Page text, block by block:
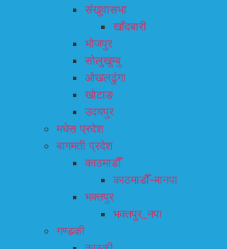
संखुवासभा
खाँदबारी
भोजपुर
सोलुखुम्बु
ओखलढुंगा
खोटाङ
उदयपुर
मधेस प्रदेश
बागमती प्रदेश
काठमाडौँ
काठमाडौँ-मानपा
भक्तपुर
भक्तपुर_नपा
गण्डकी